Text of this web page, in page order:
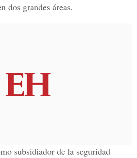
dos grandes áreas.
subsidiador de la seguridad